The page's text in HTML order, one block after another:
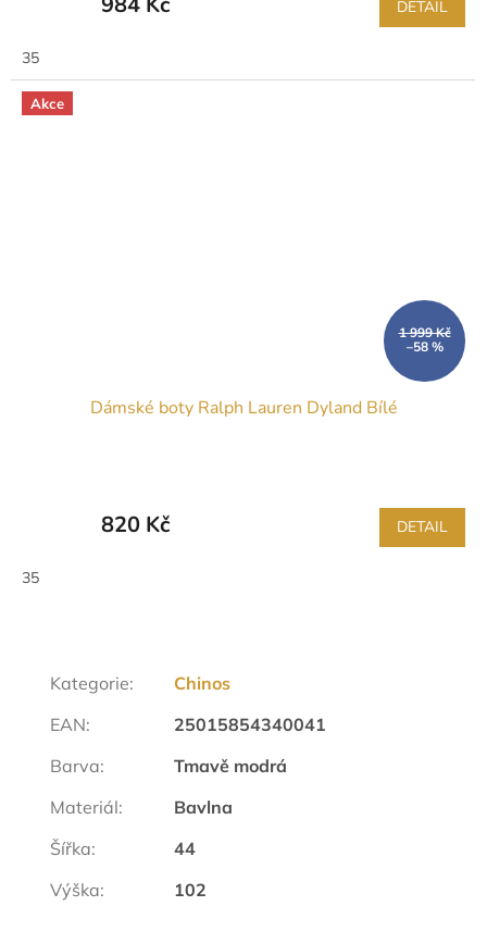
DETAIL
35
Akce
1 999 Kč
–58 %
Dámské boty Ralph Lauren Dyland Bílé
820 Kč DETAIL
35
Kategorie:
Chinos
EAN:
25015854340041
Barva:
Tmavě modrá
Materiál:
Bavlna
Šířka:
44
Výška: 102